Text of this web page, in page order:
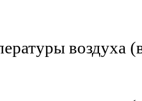
воздуха